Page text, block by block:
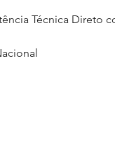
Técnica Direto